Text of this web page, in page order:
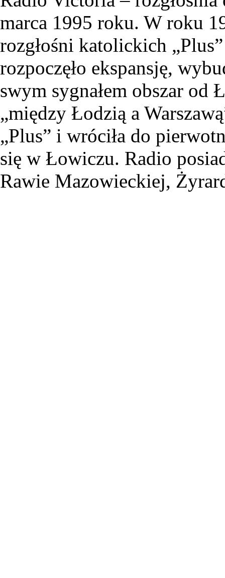
marca 1995 roku. W roku
rozgłośni katolickich
rozpoczęło ekspansję,
swym sygnałem obszar od
„między Łodzią a
„Plus” i wróciła do
się w Łowiczu. Radio
Rawie Mazowieckiej,